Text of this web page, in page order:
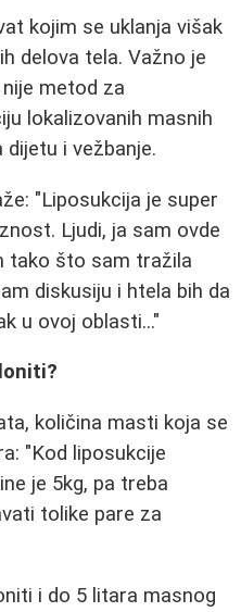
kojim se uklanja višak
delova tela. Važno je
nije metod za
lokalizovanih masnih
dijetu i vežbanje.
"Liposukcija je super
Ljudi, ja sam ovde
tako što sam tražila
diskusiju i htela bih da
u ovoj oblasti..."
količina masti koja se
"Kod liposukcije
je 5kg, pa treba
tolike pare za
i do 5 litara masnog